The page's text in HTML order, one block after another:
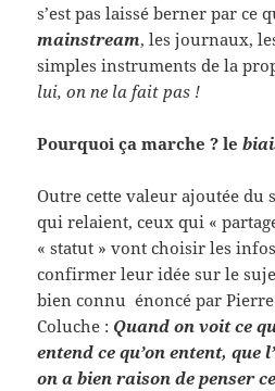
s’est pas laissé berner par ce
mainstream, les journaux,
simples instruments de la
lui, on ne la fait pas !
Pourquoi ça marche ? le
Outre cette valeur ajoutée du
qui relaient, ceux qui «
« statut » vont choisir les
confirmer leur idée sur le
bien connu énoncé par
Coluche : Quand on voit ce
entend ce qu’on entent, que
on a bien raison de penser